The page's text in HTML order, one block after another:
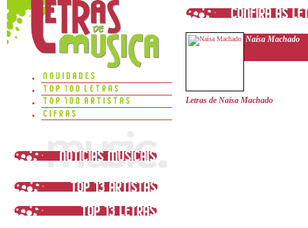
Naísa Machado
Letras de Naísa Machado